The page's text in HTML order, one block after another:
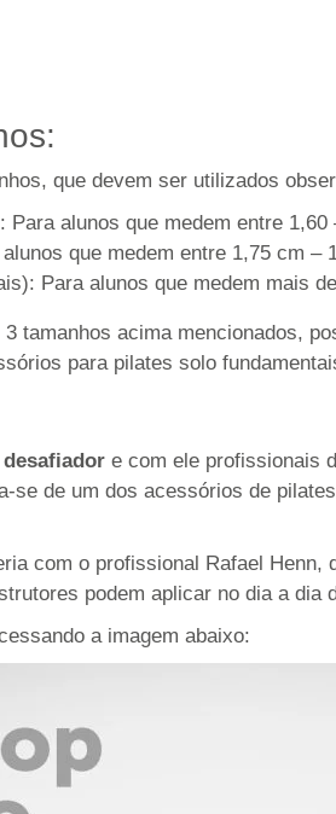
que devem ser utilizados
alunos que medem entre 1,60
que medem entre 1,75 cm –
Para alunos que medem mais
tamanhos acima mencionados,
para pilates solo
e com ele profissionais
se de um dos acessórios de
com o profissional Rafael Henn,
podem aplicar no dia a dia
a imagem abaixo: